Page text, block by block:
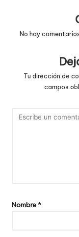
No hay
Tu dirección de
campos
Nombre*